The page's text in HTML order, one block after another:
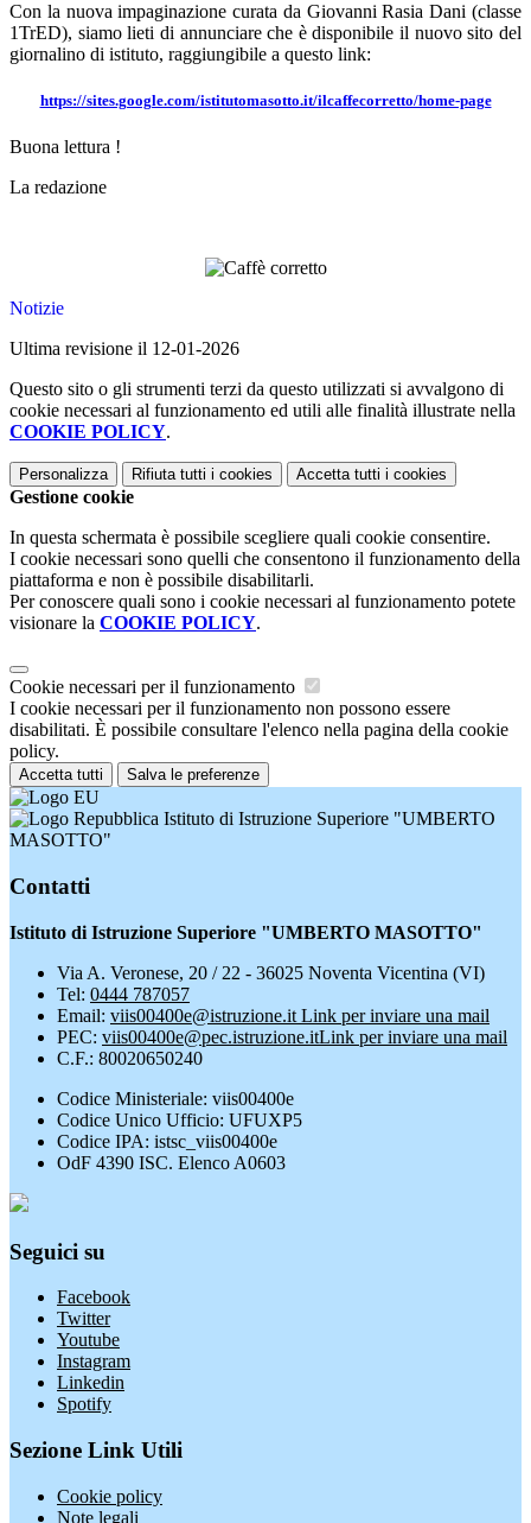
Con la nuova impaginazione curata da Giovanni Rasia Dani (classe
1TrED), siamo lieti di annunciare che è disponibile il nuovo sito del
giornalino di istituto, raggiungibile a questo link:
https://sites.google.com/istitutomasotto.it/ilcaffecorretto/home-page
Buona lettura !
La redazione
Notizie
Ultima revisione il 12-01-2026
Questo sito o gli strumenti terzi da questo utilizzati si avvalgono di
cookie necessari al funzionamento ed utili alle finalità illustrate nella
COOKIE POLICY.
Personalizza Rifiuta tutti i cookies Accetta tutti i cookies
Gestione cookie
In questa schermata è possibile scegliere quali cookie consentire.
I cookie necessari sono quelli che consentono il funzionamento della
piattaforma e non è possibile disabilitarli.
Per conoscere quali sono i cookie necessari al funzionamento potete
visionare la COOKIE POLICY.
Cookie necessari per il funzionamento
I cookie necessari per il funzionamento non possono essere
disabilitati. È possibile consultare l'elenco nella pagina della cookie
policy.
Accetta tutti Salva le preferenze
Istituto di Istruzione Superiore "UMBERTO
MASOTTO"
Contatti
Istituto di Istruzione Superiore "UMBERTO MASOTTO"
Via A. Veronese, 20 / 22 - 36025 Noventa Vicentina (VI)
Tel: 0444 787057
Email: viis00400e@istruzione.it Link per inviare una mail
PEC: viis00400e@pec.istruzione.itLink per inviare una mail
C.F.: 80020650240
Codice Ministeriale: viis00400e
Codice Unico Ufficio: UFUXP5
Codice IPA: istsc_viis00400e
OdF 4390 ISC. Elenco A0603
Seguici su
Facebook
Twitter
Youtube
Instagram
Linkedin
Spotify
Sezione Link Utili
Cookie policy
Note legali